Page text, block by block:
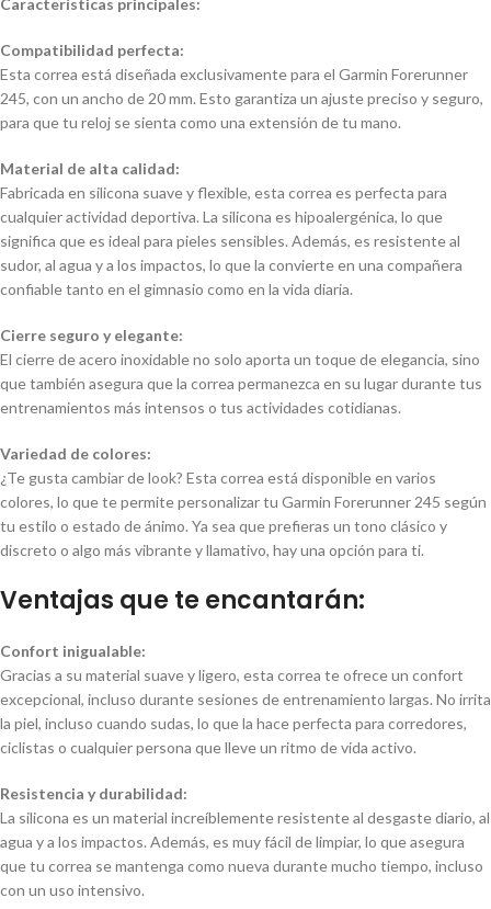
Características principales:
Compatibilidad perfecta:
Esta correa está diseñada exclusivamente para el Garmin Forerunner
245, con un ancho de 20 mm. Esto garantiza un ajuste preciso y seguro,
para que tu reloj se sienta como una extensión de tu mano.
Material de alta calidad:
Fabricada en silicona suave y flexible, esta correa es perfecta para
cualquier actividad deportiva. La silicona es hipoalergénica, lo que
significa que es ideal para pieles sensibles. Además, es resistente al
sudor, al agua y a los impactos, lo que la convierte en una compañera
confiable tanto en el gimnasio como en la vida diaria.
Cierre seguro y elegante:
El cierre de acero inoxidable no solo aporta un toque de elegancia, sino
que también asegura que la correa permanezca en su lugar durante tus
entrenamientos más intensos o tus actividades cotidianas.
Variedad de colores:
¿Te gusta cambiar de look? Esta correa está disponible en varios
colores, lo que te permite personalizar tu Garmin Forerunner 245 según
tu estilo o estado de ánimo. Ya sea que prefieras un tono clásico y
discreto o algo más vibrante y llamativo, hay una opción para ti.
Ventajas que te encantarán:
Confort inigualable:
Gracias a su material suave y ligero, esta correa te ofrece un confort
excepcional, incluso durante sesiones de entrenamiento largas. No irrita
la piel, incluso cuando sudas, lo que la hace perfecta para corredores,
ciclistas o cualquier persona que lleve un ritmo de vida activo.
Resistencia y durabilidad:
La silicona es un material increíblemente resistente al desgaste diario, al
agua y a los impactos. Además, es muy fácil de limpiar, lo que asegura
que tu correa se mantenga como nueva durante mucho tiempo, incluso
con un uso intensivo.